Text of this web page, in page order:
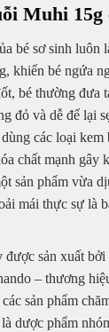
Muhi 15g
bé sơ sinh luôn
khiến bé ngứa
bé thường đưa
đỏ và dễ để lại
các loại
chất mạnh gây
sản phẩm vừa
mái thực sự là
được sản xuất
– thương
sản phẩm
dược phẩm